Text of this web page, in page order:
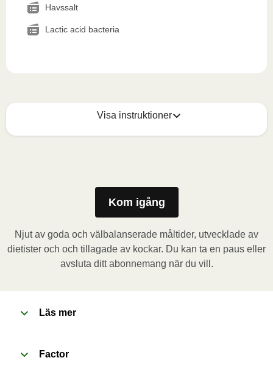
Havssalt
Lactic acid bacteria
Visa instruktioner
måltiden i 3,5 minuter. Låt måltiden vila i 1 minut
innan du tar bort folien. Se upp för varm ånga när du
Ugn (170˚C):
Förvärm ugnen. Ta bort kartongremsan och stick
vila i 1 minut innan du tar bort folien. Se upp för varm
Kom igång
Njut av goda och välbalanserade måltider, utvecklade av
dietister och och tillagade av kockar. Du kan ta en paus eller
avsluta ditt abonnemang när du vill.
Läs mer
Factor